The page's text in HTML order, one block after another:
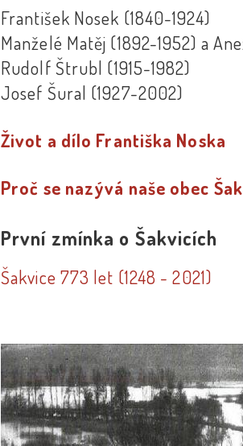
František Nosek (1840-1924)
Manželé Matěj (1892-1952) a
Rudolf Štrubl (1915-1982)
Josef Šural (1927-2002)
Život a dílo Františka Noska
Proč se nazývá naše obec
První zmínka o Šakvicích
Šakvice 773 let (1248 - 2021)